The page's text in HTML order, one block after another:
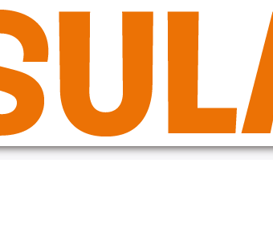
running too early. Translations should be